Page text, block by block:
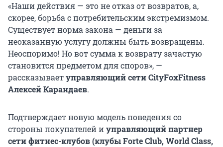
«Наши действия — это не отказ от возвратов, а,
скорее, борьба с потребительским экстремизмом.
Существует норма закона — деньги за
неоказанную услугу должны быть возвращены.
Неоспоримо! Но вот сумма к возврату зачастую
становится предметом для споров», —
рассказываетуправляющий сети CityFoxFitness
Алексей Карандаев.
Подтверждает новую модель поведения со
стороны покупателей иуправляющий партнер
сети фитнес-клубов (клубы Forte Club, World Class,